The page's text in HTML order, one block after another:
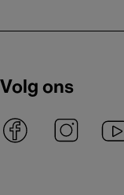
Volg ons